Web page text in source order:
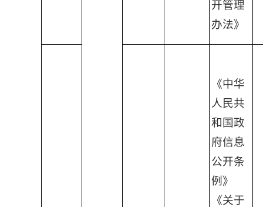
开管理
办法》
《中华
人民共
和国政
府信息
公开条
例》
《关于